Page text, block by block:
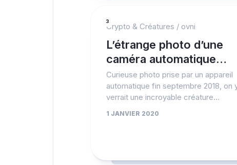
3
Crypto & Créatures / ovni
L’étrange photo d’une
caméra automatique…
Curieuse photo prise par un appareil
automatique fin septembre 2018, on
verrait une incroyable créature…
1 JANVIER 2020